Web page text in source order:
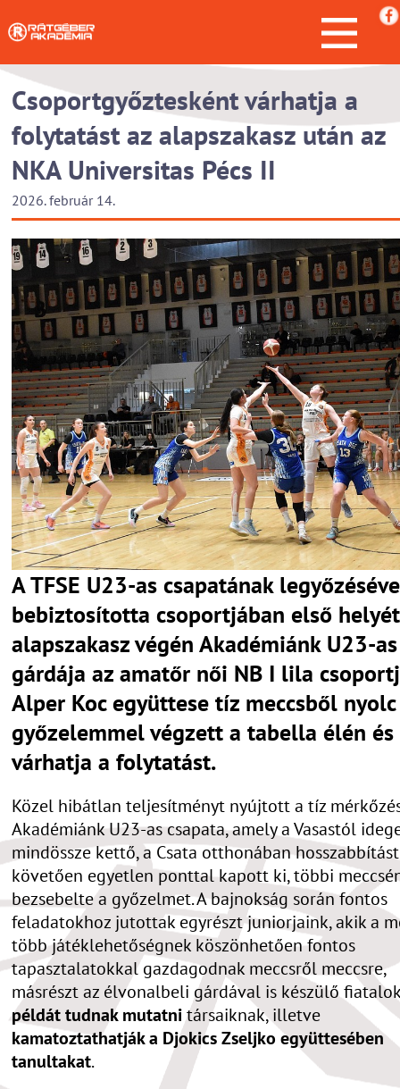
Csoportgyőztesként várhatja a
folytatást az alapszakasz után az
NKA Universitas Pécs II
2026. február 14.
A TFSE U23-as csapatának
bebiztosította csoportjában első
alapszakasz végén Akadémiánk U23-as
gárdája az amatőr női NB I lila
Alper Koc együttese tíz meccsből nyolc
győzelemmel végzett a tabella élén és
várhatja a folytatást.
Közel hibátlan teljesítményt nyújtott a tíz
Akadémiánk U23-as csapata, amely a Vasastól
mindössze kettő, a Csata otthonában hosszabbítást
követően egyetlen ponttal kapott ki, többi
bezsebelte a győzelmet. A bajnokság során fontos
feladatokhoz jutottak egyrészt juniorjaink, akik a
több játéklehetőségnek köszönhetően fontos
tapasztalatokkal gazdagodnak meccsről meccsre,
másrészt az élvonalbeli gárdával is készülő fiatalok
példát tudnak mutatnitársaiknak, illetve
kamatoztathatják a Djokics Zseljko együttesében
tanultakat.